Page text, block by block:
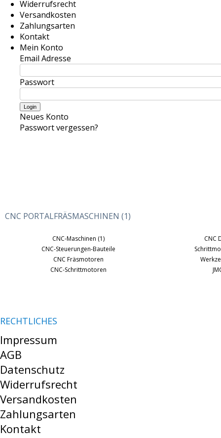
Widerrufsrecht
Versandkosten
Zahlungsarten
Kontakt
Mein Konto
Email Adresse
Passwort
Neues Konto
Passwort vergessen?
CNC PORTALFRÄSMASCHINEN (1)
CNC-Maschinen (1)
CNC
CNC-Steuerungen-Bauteile
CNC Fräsmotoren
CNC-Schrittmotoren
RECHTLICHES
Impressum
AGB
Datenschutz
Widerrufsrecht
Versandkosten
Zahlungsarten
Kontakt